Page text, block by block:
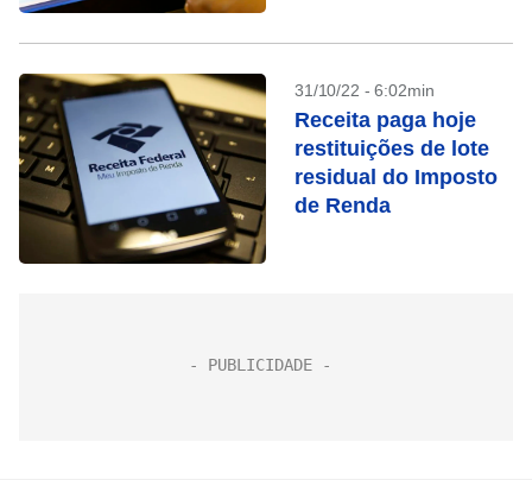
31/10/22 - 6:02min
Receita paga hoje
restituições de lote
residual do Imposto
de Renda